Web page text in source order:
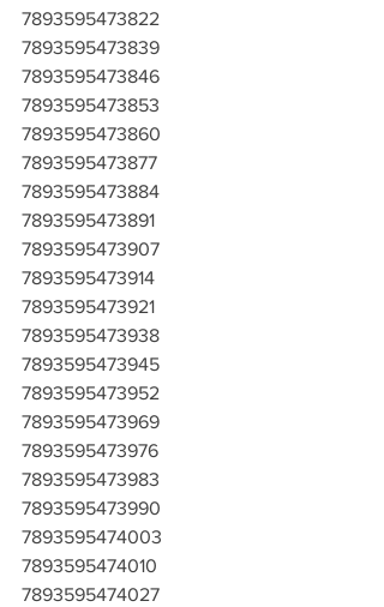
7893595473822
7893595473839
7893595473846
7893595473853
7893595473860
7893595473877
7893595473884
7893595473891
7893595473907
7893595473914
7893595473921
7893595473938
7893595473945
7893595473952
7893595473969
7893595473976
7893595473983
7893595473990
7893595474003
7893595474010
7893595474027